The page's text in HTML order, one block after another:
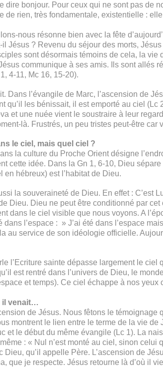
dire bonjour. Pour ceux qui ne sont pas de
de rien, très fondamentale, existentielle :
nous résonne bien avec la fête
il Jésus ? Revenu du séjour des morts,
sont désormais témoins de cela, la
communique à ses amis. Ils sont allés
4-11, Mc 16, 15-20).
Dans l’évangile de Marc, l’ascension de
qu’il les bénissait, il est emporté au ciel
et une nuée vient le soustraire à leur
là. Frustrés, un peu tristes peut-être car
le ciel, mais quel ciel ?
la culture du Proche Orient désigne
cette idée. Dans la Gn 1, 6-10, Dieu
en hébreux) est l’habitat de Dieu.
la souveraineté de Dieu. En effet : C’est
Dieu. Dieu ne peut être conditionné par
dans le ciel visible que nous voyons. A
dans l’espace : » J’ai été dans l’espace
au service de son idéologie officielle.
l’Ecriture sainte dépasse largement le
est rentré dans l’univers de Dieu, le
et temps). Ce ciel échappe à nos yeux
il venait…
de Jésus. Nous fêtons le
montrent le lien entre le terme de la vie de
et le début du même évangile (Lc 1). La
: « Nul n’est monté au ciel, sinon
Dieu, qu’il appelle Père. L’ascension de
que je respecte. Jésus retourne là d’où il